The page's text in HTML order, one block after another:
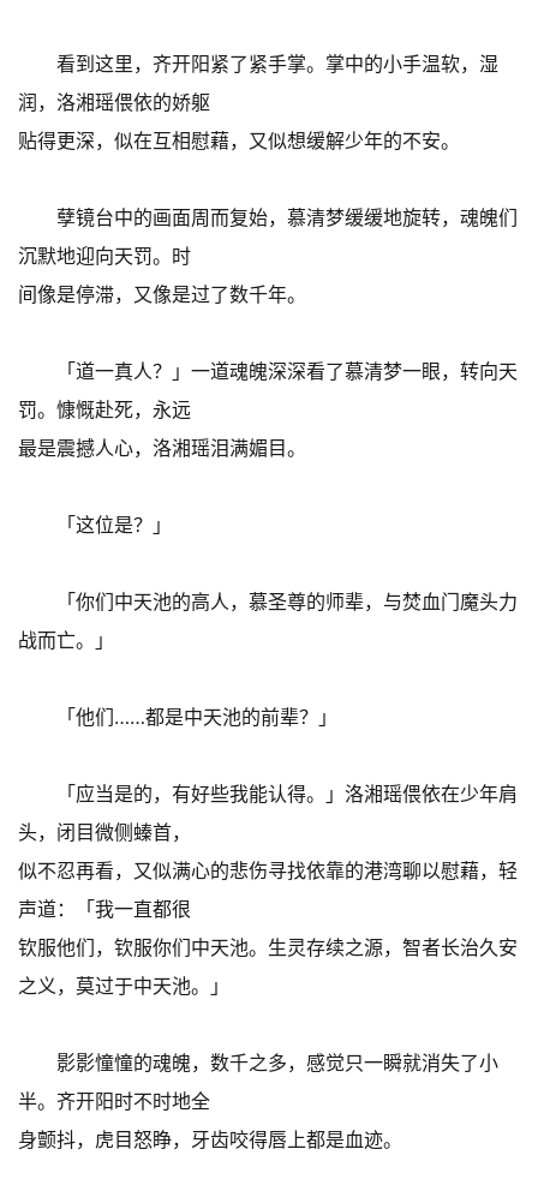
看到这里，齐开阳紧了紧手掌。掌中的小手温软，湿
润，洛湘瑶偎依的娇躯
贴得更深，似在互相慰藉，又似想缓解少年的不安。
孽镜台中的画面周而复始，慕清梦缓缓地旋转，魂魄们
沉默地迎向天罚。时
间像是停滞，又像是过了数千年。
「道一真人？」一道魂魄深深看了慕清梦一眼，转向天
罚。慷慨赴死，永远
最是震撼人心，洛湘瑶泪满媚目。
「这位是？」
「你们中天池的高人，慕圣尊的师辈，与焚血门魔头力
战而亡。」
「他们……都是中天池的前辈？」
「应当是的，有好些我能认得。」洛湘瑶偎依在少年肩
头，闭目微侧螓首，
似不忍再看，又似满心的悲伤寻找依靠的港湾聊以慰藉，轻
声道：「我一直都很
钦服他们，钦服你们中天池。生灵存续之源，智者长治久安
之义，莫过于中天池。」
影影憧憧的魂魄，数千之多，感觉只一瞬就消失了小
半。齐开阳时不时地全
身颤抖，虎目怒睁，牙齿咬得唇上都是血迹。